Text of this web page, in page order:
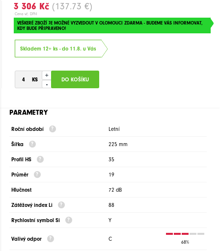
3 306 Kč (137.73 €)
Cena vč. DPH
VEŠKERÉ ZBOŽÍ JE MOŽNÉ VYZVEDOUT V OLOMOUCI ZDARMA - BUDEME VÁS INFORMOVAT,
KDY BUDE PŘIPRAVENO!
Skladem 12+ ks - do 11.8. u Vás
+
-
PARAMETRY
Roční období Letní
Šířka 225 mm
Profil HS 35
Průměr 19
Hlučnost 72 dB
Zátěžový index Li 88
Rychlostní symbol Si Y
Valivý odpor C
68%